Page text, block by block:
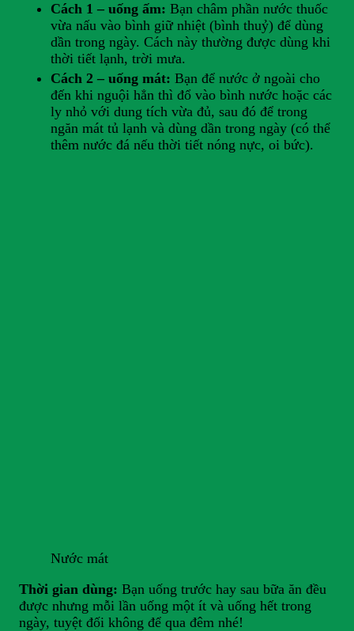
Cách 1 – uống ấm: Bạn châm phần nước thuốc
vừa nấu vào bình giữ nhiệt (bình thuỷ) để dùng
dần trong ngày. Cách này thường được dùng khi
thời tiết lạnh, trời mưa.
Cách 2 – uống mát: Bạn để nước ở ngoài cho
đến khi nguội hẳn thì đổ vào bình nước hoặc các
ly nhỏ với dung tích vừa đủ, sau đó để trong
ngăn mát tủ lạnh và dùng dần trong ngày (có thể
thêm nước đá nếu thời tiết nóng nực, oi bức).
Nước mát
Thời gian dùng: Bạn uống trước hay sau bữa ăn đều
được nhưng mỗi lần uống một ít và uống hết trong
ngày, tuyệt đối không để qua đêm nhé!